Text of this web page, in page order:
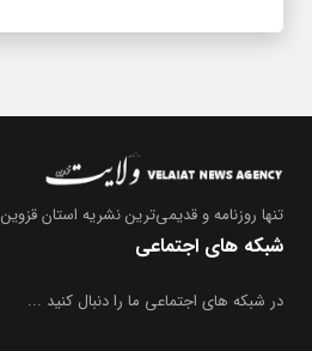
تنها روزنامهو قدیمی‌ترین نشریه استان قزوین
شبکه های اجتماعی
در شبکه های اجتماعی ما را دنبال کنید ...